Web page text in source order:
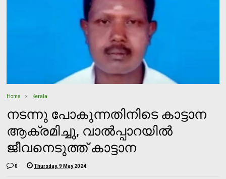
Home Kerala
നടന്നു പോകുന്നതിനിടെ കാട്ടാന
ആക്രമിച്ചു, വാല്‍പ്പാറയില്‍
ജീവനെടുത്ത് കാട്ടാന
0 Thursday, 9 May 2024